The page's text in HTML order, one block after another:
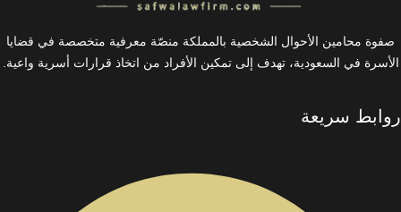
صفوة محامين الأحوال الشخصية بالمملكة منصّة معرفية متخصصة في قضايا
الأسرة في السعودية، تهدف إلى تمكين الأفراد من اتخاذ قرارات أسرية واعية.
روابط سريعة